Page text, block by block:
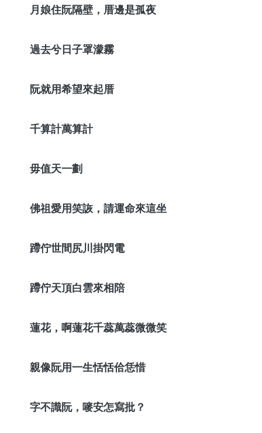
月娘住阮隔壁，厝邊是孤夜
過去兮日子罩濛霧
阮就用希望來起厝
千算計萬算計
毋值天一劃
佛祖愛用笑詼，請運命來這坐
蹛佇世間尻川掛閃電
蹛佇天頂白雲來相陪
蓮花，啊蓮花千蕊萬蕊微微笑
親像阮用一生恬恬佮恁惜
字不識阮，嘜安怎寫批？